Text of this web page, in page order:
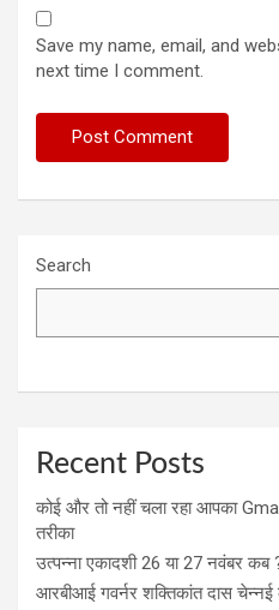
Save my name, email, and
next time I comment.
Search
Recent Posts
कोई और तो नहीं चला रहा आपका
तरीका
उत्पन्ना एकादशी 26 या 27 नवंबर
आरबीआई गवर्नर शक्तिकांत दास चेन्नई